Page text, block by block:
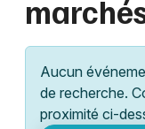
Grands
Manifestations
Lille
Lyon
Marseille
Mulhouse
Aucun
de recherche.
proximité ci-
Quand ?